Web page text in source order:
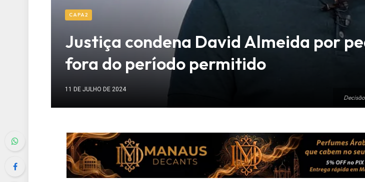
CAPA2
Justiça condena David Almeida por
fora do período permitido
11 DE JULHO DE 2024